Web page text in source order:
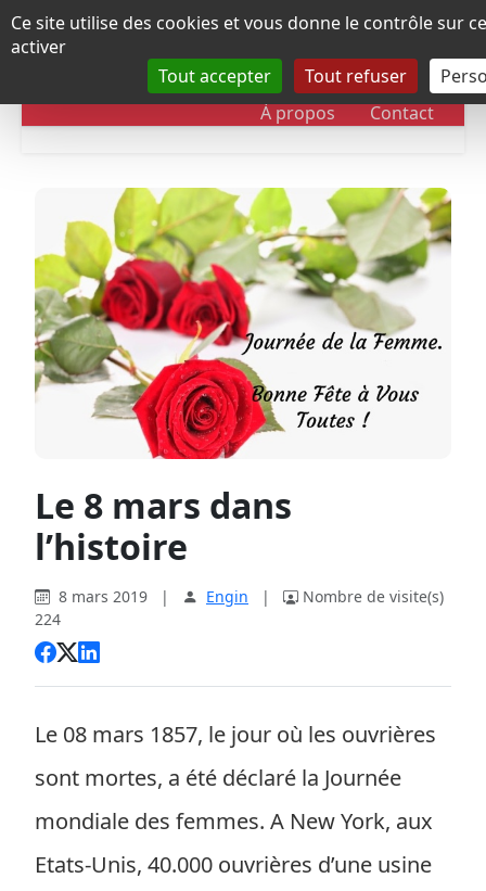
Panneau de gestion des cookies
Ce site utilise des cookies et vous donne le contrôle sur
activer
Tout accepter
Tout refuser
DOSSIERS CHRONOLOGIE
À propos Contact
Le 8 mars dans
l’histoire
8 mars 2019 | Engin |
Nombre de visite(s)
224
Le 08 mars 1857, le jour où les ouvrières
sont mortes, a été déclaré la Journée
mondiale des femmes. A New York, aux
Etats-Unis, 40.000 ouvrières d’une usine